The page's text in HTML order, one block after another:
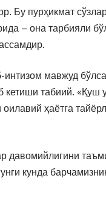
Бу пурҳикмат
– она тарбияли
интизом мавжуд
табиий. «Қуш
ҳаётга
давомийлигини
кунда